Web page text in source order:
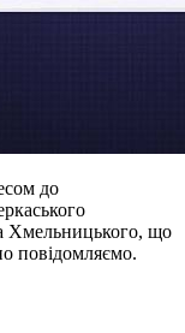
до
Хмельницького, що
повідомляємо.